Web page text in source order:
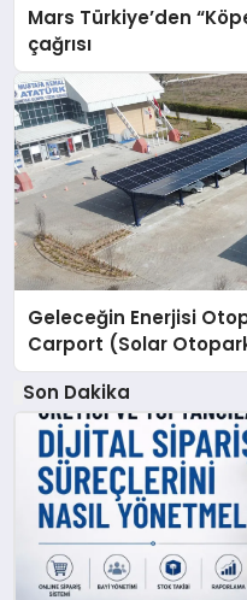
Mars Türkiye’den
çağrısı
Geleceğin Enerjisi
Carport (Solar
Son Dakika